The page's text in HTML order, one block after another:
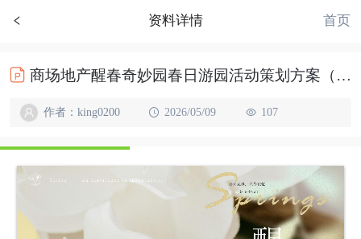
资料详情 首页
商场地产醒春奇妙园春日游园活动策划方案（你当像鸟 飞往你的春主题）
作者：king0200 2026/05/09 107